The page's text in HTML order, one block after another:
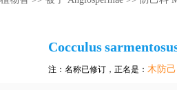
Cocculus
注：名称已修订，正名是： 木防己